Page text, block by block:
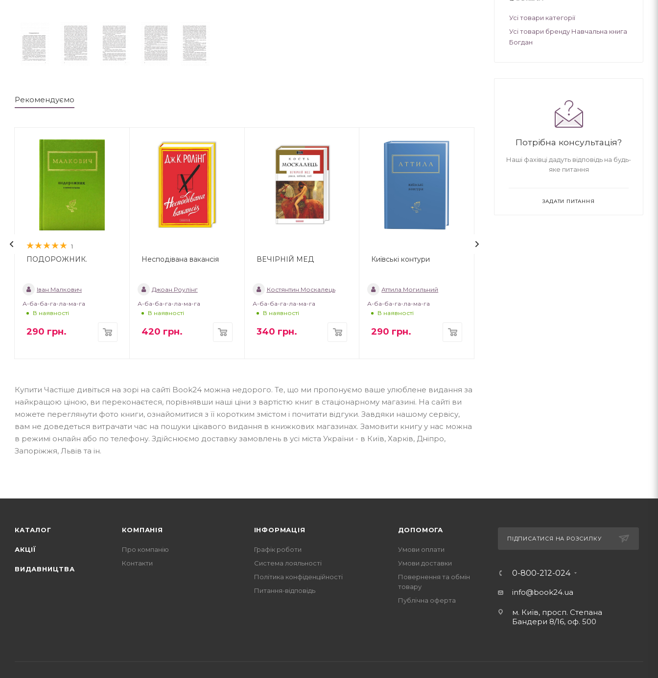
Рекомендуємо
1
ПОДОРОЖНИК.
Іван Малкович
А-ба-ба-га-ла-ма-га
В наявності
290 грн.
Несподівана вакансія
Джоан Роулінг
А-ба-ба-га-ла-ма-га
В наявності
420 грн.
ВЕЧІРНІЙ МЕД
Костянтин Москалець
А-ба-ба-га-ла-ма-га
В наявності
340 грн.
Київські контури
Аттила Могильний
А-ба-ба-га-ла-ма-га
В наявності
290 грн.
Купити Частіше дивіться на зорі на сайті Book24 можна недорого. Те, що ми пропонуємо ваше улюблене видання за
найкращою ціною, ви переконаєтеся, порівнявши наші ціни з вартістю книг в стаціонарному магазині. На сайті ви
можете переглянути фото книги, ознайомитися з її коротким змістом і почитати відгуки. Завдяки нашому сервісу,
вам не доведеться витрачати час на пошуки цікавого видання в книжкових магазинах. Замовити книгу у нас можна
в режимі онлайн або по телефону. Здійснюємо доставку замовлень в усі міста України - в Київ, Харків, Дніпро,
Запоріжжя, Львів та ін.
Усі товари категорії
Усі товари бренду Навчальна книга
Богдан
Потрібна консультація?
Наші фахівці дадуть відповідь на будь-
яке питання
ЗАДАТИ ПИТАННЯ
КАТАЛОГ
АКЦІЇ
ВИДАВНИЦТВА
КОМПАНІЯ
Про компанію
Контакти
ІНФОРМАЦІЯ
Графік роботи
Система лояльності
Політика конфіденційності
Питання-відповідь
ДОПОМОГА
Умови оплати
Умови доставки
Повернення та обмін
товару
Публічна оферта
ПІДПИСАТИСЯ НА РОЗСИЛКУ
0-800-212-024
info@book24.ua
м. Київ, просп. Степана
Бандери 8/16, оф. 500